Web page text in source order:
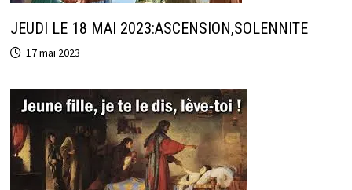
JEUDI LE 18 MAI 2023:ASCENSION,SOLENNITE
17 mai 2023